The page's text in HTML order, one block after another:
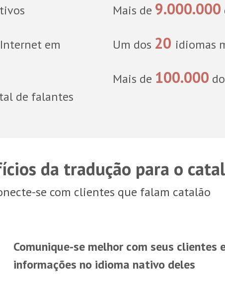
em
de falantes
Mais de 9.000.000
Um dos 20 idiomas
Mais de 100.000
da tradução para o
se com clientes que falam catalão
Comunique-se melhor com seus clientes
informações no idioma nativo deles